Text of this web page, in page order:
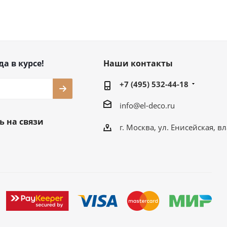
в курсе!
на связи
Наши контакты
+7 (495) 532-44-18
info@el-deco.ru
г. Москва, ул. Енисейская,